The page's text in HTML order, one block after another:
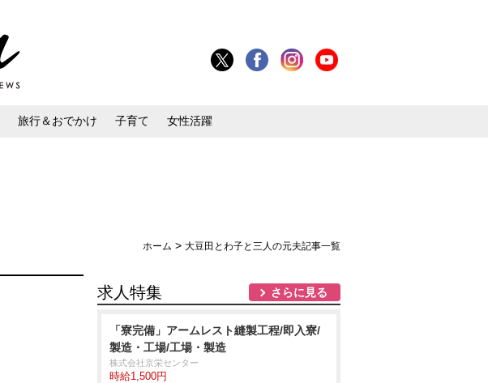
旅行＆おでかけ 子育て 女性活躍
ホーム > 大豆田とわ子と三人の元夫記事一覧
求人特集 さらに見る
「寮完備」アームレスト縫製工程/即入寮/
製造・工場/工場・製造
株式会社京栄センター
時給1,500円